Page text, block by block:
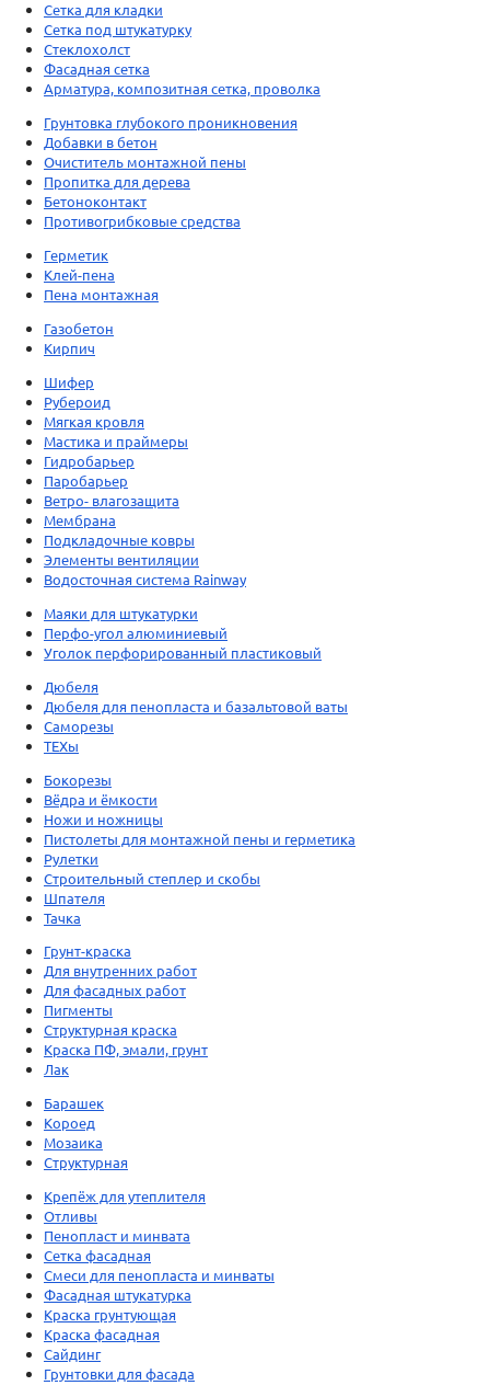
Сетка для кладки
Сетка под штукатурку
Стеклохолст
Фасадная сетка
Арматура, композитная сетка, проволка
Грунтовка глубокого проникновения
Добавки в бетон
Очиститель монтажной пены
Пропитка для дерева
Бетоноконтакт
Противогрибковые средства
Герметик
Клей-пена
Пена монтажная
Газобетон
Кирпич
Шифер
Рубероид
Мягкая кровля
Мастика и праймеры
Гидробарьер
Паробарьер
Ветро- влагозащита
Мембрана
Подкладочные ковры
Элементы вентиляции
Водосточная система Rainway
Маяки для штукатурки
Перфо-угол алюминиевый
Уголок перфорированный пластиковый
Дюбеля
Дюбеля для пенопласта и базальтовой ваты
Саморезы
ТЕХы
Бокорезы
Вёдра и ёмкости
Ножи и ножницы
Пистолеты для монтажной пены и герметика
Рулетки
Строительный степлер и скобы
Шпателя
Тачка
Грунт-краска
Для внутренних работ
Для фасадных работ
Пигменты
Структурная краска
Краска ПФ, эмали, грунт
Лак
Барашек
Короед
Мозаика
Структурная
Крепёж для утеплителя
Отливы
Пенопласт и минвата
Сетка фасадная
Смеси для пенопласта и минваты
Фасадная штукатурка
Краска грунтующая
Краска фасадная
Сайдинг
Грунтовки для фасада